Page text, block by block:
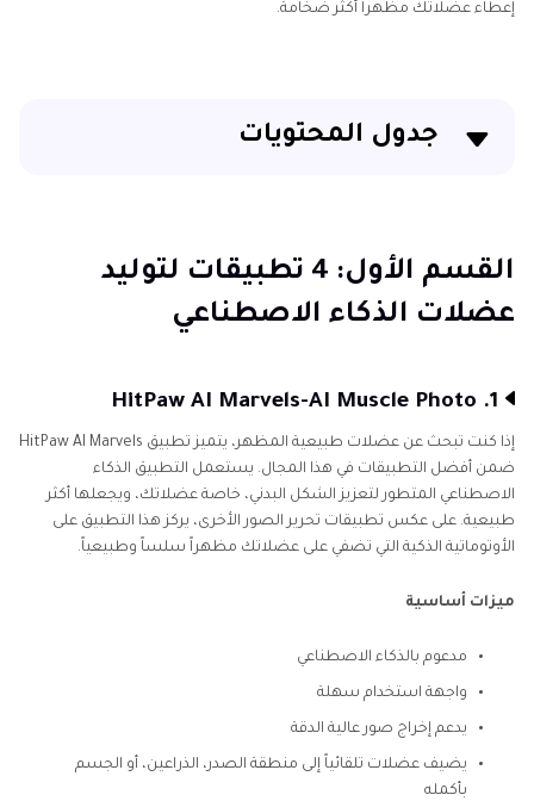
إعطاء عضلاتك مظهراً أكثر ضخامة.
جدول المحتويات
القسم الثاني: 4 برامج تضخيم العضلات في الصور اون لاين
بواسطة الذكاء الاصطناعيالقسم الأول: 4 تطبيقات لتوليد
عضلات الذكاء الاصطناعي
1. HitPaw AI Marvels-AI Muscle Photo
إذا كنت تبحث عن عضلات طبيعية المظهر، يتميز تطبيق HitPaw AI Marvels
ضمن أفضل التطبيقات في هذا المجال. يستعمل التطبيق الذكاء
الاصطناعي المتطور لتعزيز الشكل البدني، خاصة عضلاتك، ويجعلها أكثر
طبيعية. على عكس تطبيقات تحرير الصور الأخرى، يركز هذا التطبيق على
الأوتوماتية الذكية التي تضفي على عضلاتك مظهراً سلساً وطبيعياً.
ميزات أساسية
مدعوم بالذكاء الاصطناعي
واجهة استخدام سهلة
يدعم إخراج صور عالية الدقة
يضيف عضلات تلقائياً إلى منطقة الصدر، الذراعين، أو الجسم
بأكمله